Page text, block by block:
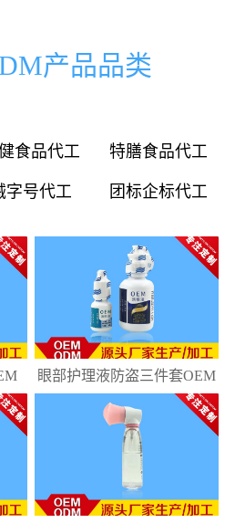
2000
3000
072
109
145
181
218
产品品类
食品代工 特膳食品代工
字号代工 团标企标代工
眼部护理液防盗三件套OEM